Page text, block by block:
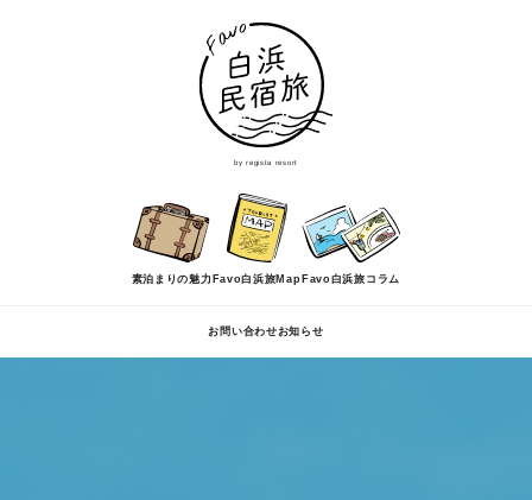
by regista resort
素泊まりの魅力 Favo白浜旅Map Favo白浜旅コラム
お問い合わせ お知らせ